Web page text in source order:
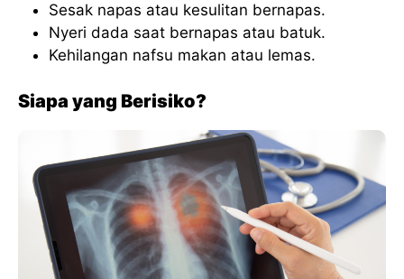
Sesak napas atau kesulitan bernapas.
Nyeri dada saat bernapas atau batuk.
Kehilangan nafsu makan atau lemas.
Siapa yang Berisiko?